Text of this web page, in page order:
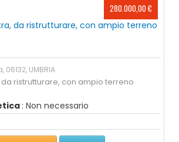
280.000,00 €
06132, UMBRIA
da ristrutturare, con ampio terreno
: Non necessario